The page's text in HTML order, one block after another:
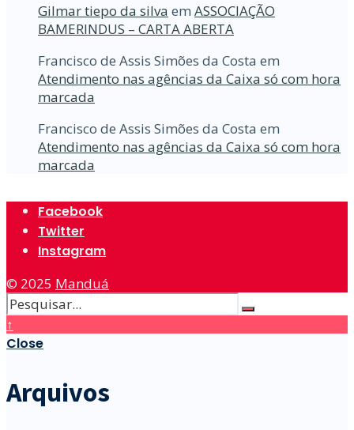
Gilmar tiepo da silva em ASSOCIAÇÃO
BAMERINDUS – CARTA ABERTA
Francisco de Assis Simões da Costa em
Atendimento nas agências da Caixa só com hora
marcada
Francisco de Assis Simões da Costa em
Atendimento nas agências da Caixa só com hora
marcada
Facebook
Twitter
Instagram
© 2025 Manduá
↑
Close
Arquivos